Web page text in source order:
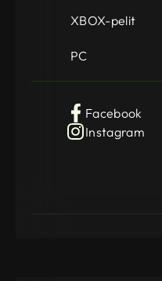
XBOX-pelit
PC
Facebook
Instagram